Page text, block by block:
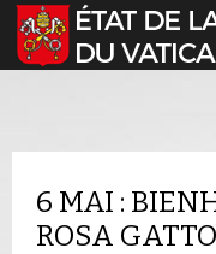
Sélectionnez votre langue
6 MAI :
ROSA